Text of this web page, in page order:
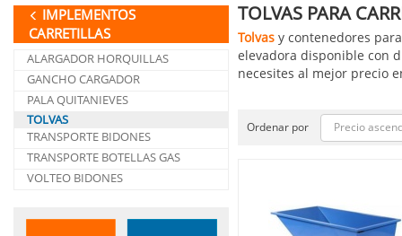
IMPLEMENTOS
CARRETILLAS
ALARGADOR HORQUILLAS
GANCHO CARGADOR
PALA QUITANIEVES
TOLVAS
TRANSPORTE BIDONES
TRANSPORTE BOTELLAS GAS
VOLTEO BIDONES
TOLVAS PARA
Tolvasy contenedores
elevadora disponible con
necesites al mejor precio
Ordenar por Precio